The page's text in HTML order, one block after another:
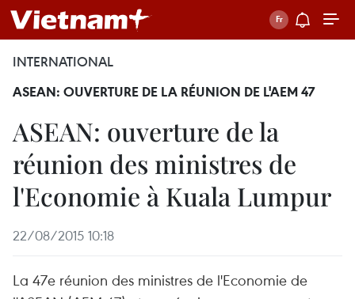
INTERNATIONAL
ASEAN: OUVERTURE DE LA RÉUNION DE L'AEM 47
ASEAN: ouverture de la
réunion des ministres de
l'Economie à Kuala Lumpur
22/08/2015 10:18
La 47e réunion des ministres de l'Economie de